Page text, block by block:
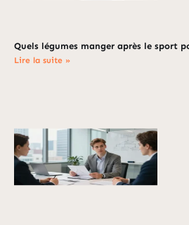
Quels légumes manger après le sport
Lire la suite »